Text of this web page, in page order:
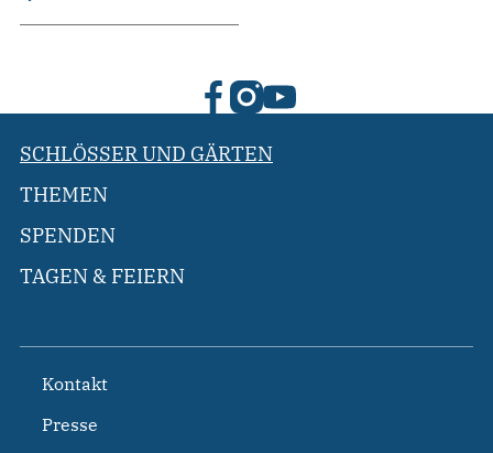
SCHLÖSSER UND GÄRTEN
THEMEN
SPENDEN
TAGEN & FEIERN
Kontakt
Presse